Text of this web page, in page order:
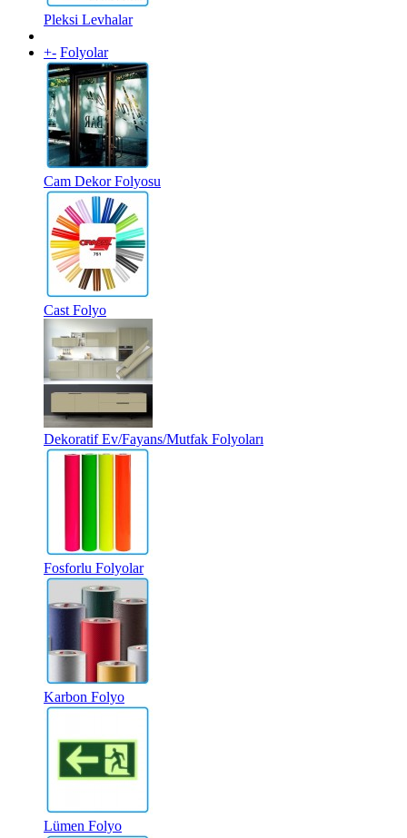
Pleksi Levhalar
+- Folyolar
Cam Dekor Folyosu
Cast Folyo
Dekoratif Ev/Fayans/Mutfak Folyoları
Fosforlu Folyolar
Karbon Folyo
Lümen Folyo